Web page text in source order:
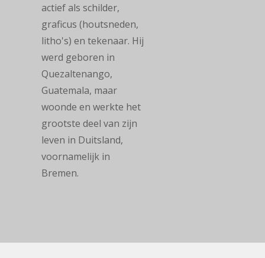
actief als schilder,
graficus (houtsneden,
litho's) en tekenaar. Hij
werd geboren in
Quezaltenango,
Guatemala, maar
woonde en werkte het
grootste deel van zijn
leven in Duitsland,
voornamelijk in
Bremen.